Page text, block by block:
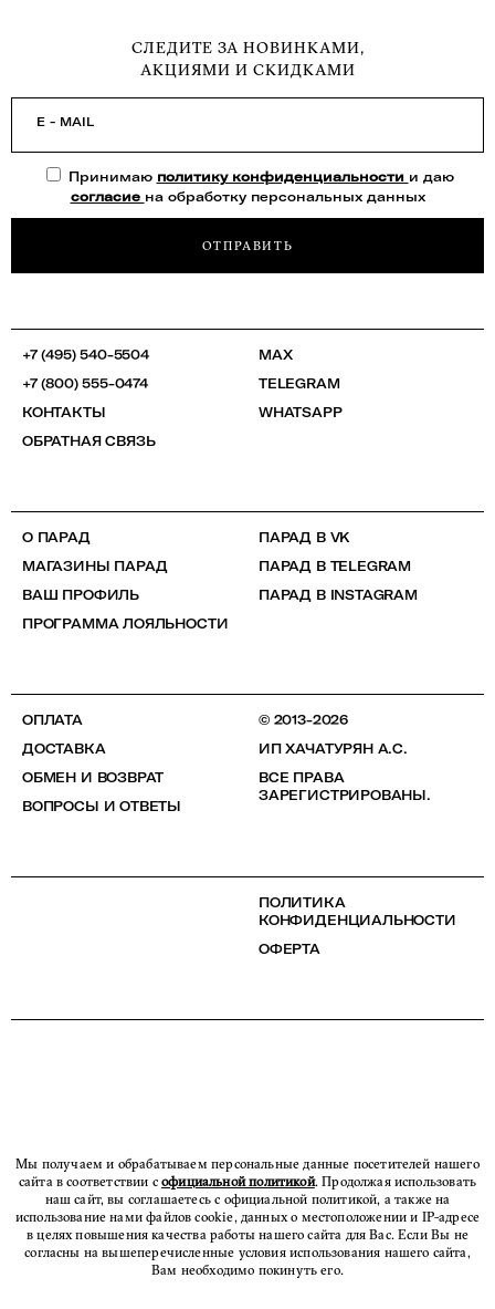
СЛЕДИТЕ ЗА НОВИНКАМИ,
АКЦИЯМИ И СКИДКАМИ
E - MAIL
Принимаю политику конфиденциальности и даю
согласие на обработку персональных данных
ОТПРАВИТЬ
+7 (495) 540-5504
+7 (800) 555-0474
КОНТАКТЫ
ОБРАТНАЯ СВЯЗЬ
MAX
TELEGRAM
WHATSAPP
О ПАРАД
МАГАЗИНЫ ПАРАД
ВАШ ПРОФИЛЬ
ПРОГРАММА ЛОЯЛЬНОСТИ
ПАРАД В VK
ПАРАД В TELEGRAM
ПАРАД В INSTAGRAM
ОПЛАТА
ДОСТАВКА
ОБМЕН И ВОЗВРАТ
ВОПРОСЫ И ОТВЕТЫ
© 2013-2026
ИП ХАЧАТУРЯН А.С.
ВСЕ ПРАВА
ЗАРЕГИСТРИРОВАНЫ.
ПОЛИТИКА
КОНФИДЕНЦИАЛЬНОСТИ
ОФЕРТА
Мы получаем и обрабатываем персональные данные посетителей нашего
сайта в соответствии софициальной политикой. Продолжая использовать
наш сайт, вы соглашаетесь с официальной политикой, а также на
использование нами файлов cookie, данных о местоположении и IP-адресе
в целях повышения качества работы нашего сайта для Вас. Если Вы не
согласны на вышеперечисленные условия использования нашего сайта,
Вам необходимо покинуть его.